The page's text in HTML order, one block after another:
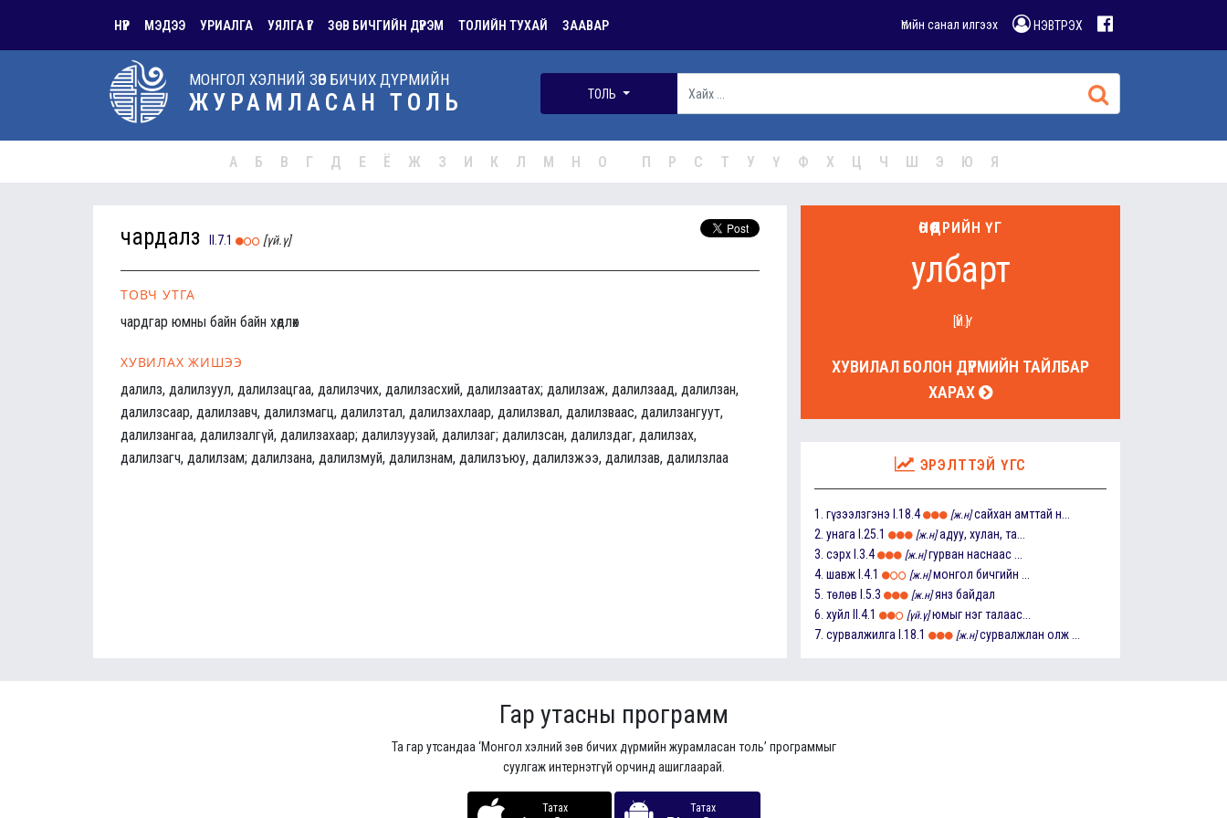
НҮҮР МЭДЭЭ УРИАЛГА УЯЛГА ҮГ ЗӨВ БИЧГИЙН ДҮРЭМ ТОЛИЙН ТУХАЙ ЗААВАР Үгийн санал илгээх НЭВТРЭХ
МОНГОЛ ХЭЛНИЙ ЗӨВ БИЧИХ ДҮРМИЙН
ЖУРАМЛАСАН ТОЛЬ ТОЛЬ
А Б В Г Д Е Ё Ж З И К Л М Н О П Р С Т У Ү Ф Х Ц Ч Ш Э Ю Я
чардалз II.7.1 [үй.ү]
ТОВЧ УТГА
чардгар юмны байн байн хөдлөх
ХУВИЛАХ ЖИШЭЭ
далилз, далилзуул, далилзацгаа, далилзчих, далилзасхий, далилзаатах; далилзаж, далилзаад, далилзан,
далилзсаар, далилзавч, далилзмагц, далилзтал, далилзахлаар, далилзвал, далилзваас, далилзангуут,
далилзангаа, далилзалгүй, далилзахаар; далилзуузай, далилзаг; далилзсан, далилздаг, далилзах,
далилзагч, далилзам; далилзана, далилзмуй, далилзнам, далилзъюу, далилзжээ, далилзав, далилзлаа
ӨНӨӨДРИЙН ҮГ
улбарт
[ҮЙ.Ү]
ХУВИЛАЛ БОЛОН ДҮРМИЙН ТАЙЛБАР
ХАРАХ
ЭРЭЛТТЭЙ ҮГС
1. гүзээлзгэнэ I.18.4 [ж.н] сайхан амттай н...
2. унага I.25.1 [ж.н] адуу, хулан, та...
3. сэрх I.3.4 [ж.н] гурван наснаас ...
4. шавж I.4.1 [ж.н] монгол бичгийн ...
5. төлөв I.5.3 [ж.н] янз байдал
6. хуйл II.4.1 [үй.ү] юмыг нэг талаас...
7. сурвалжилга I.18.1 [ж.н] сурвалжлан олж ...
Гар утасны программ
Та гар утсандаа ‘Монгол хэлний зөв бичих дүрмийн журамласан толь’ программыг
суулгаж интернэтгүй орчинд ашиглаарай.
Татах Татах